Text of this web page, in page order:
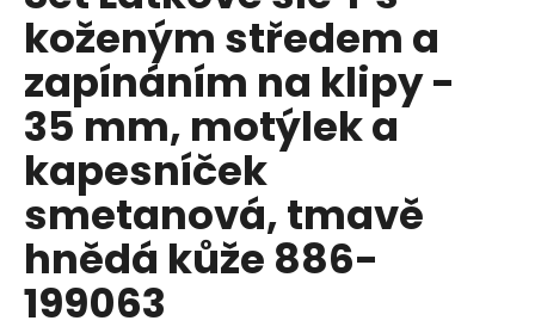
0,0
5
hvězdiček.
koženým středem a
zapínáním na klipy -
35 mm, motýlek a
kapesníček
smetanová, tmavě
hnědá kůže 886-
199063
u
j
e
m
e
MOTÝLEK
S
KAPESNÍČKEM
LIMETKOVÁ
575-
9045